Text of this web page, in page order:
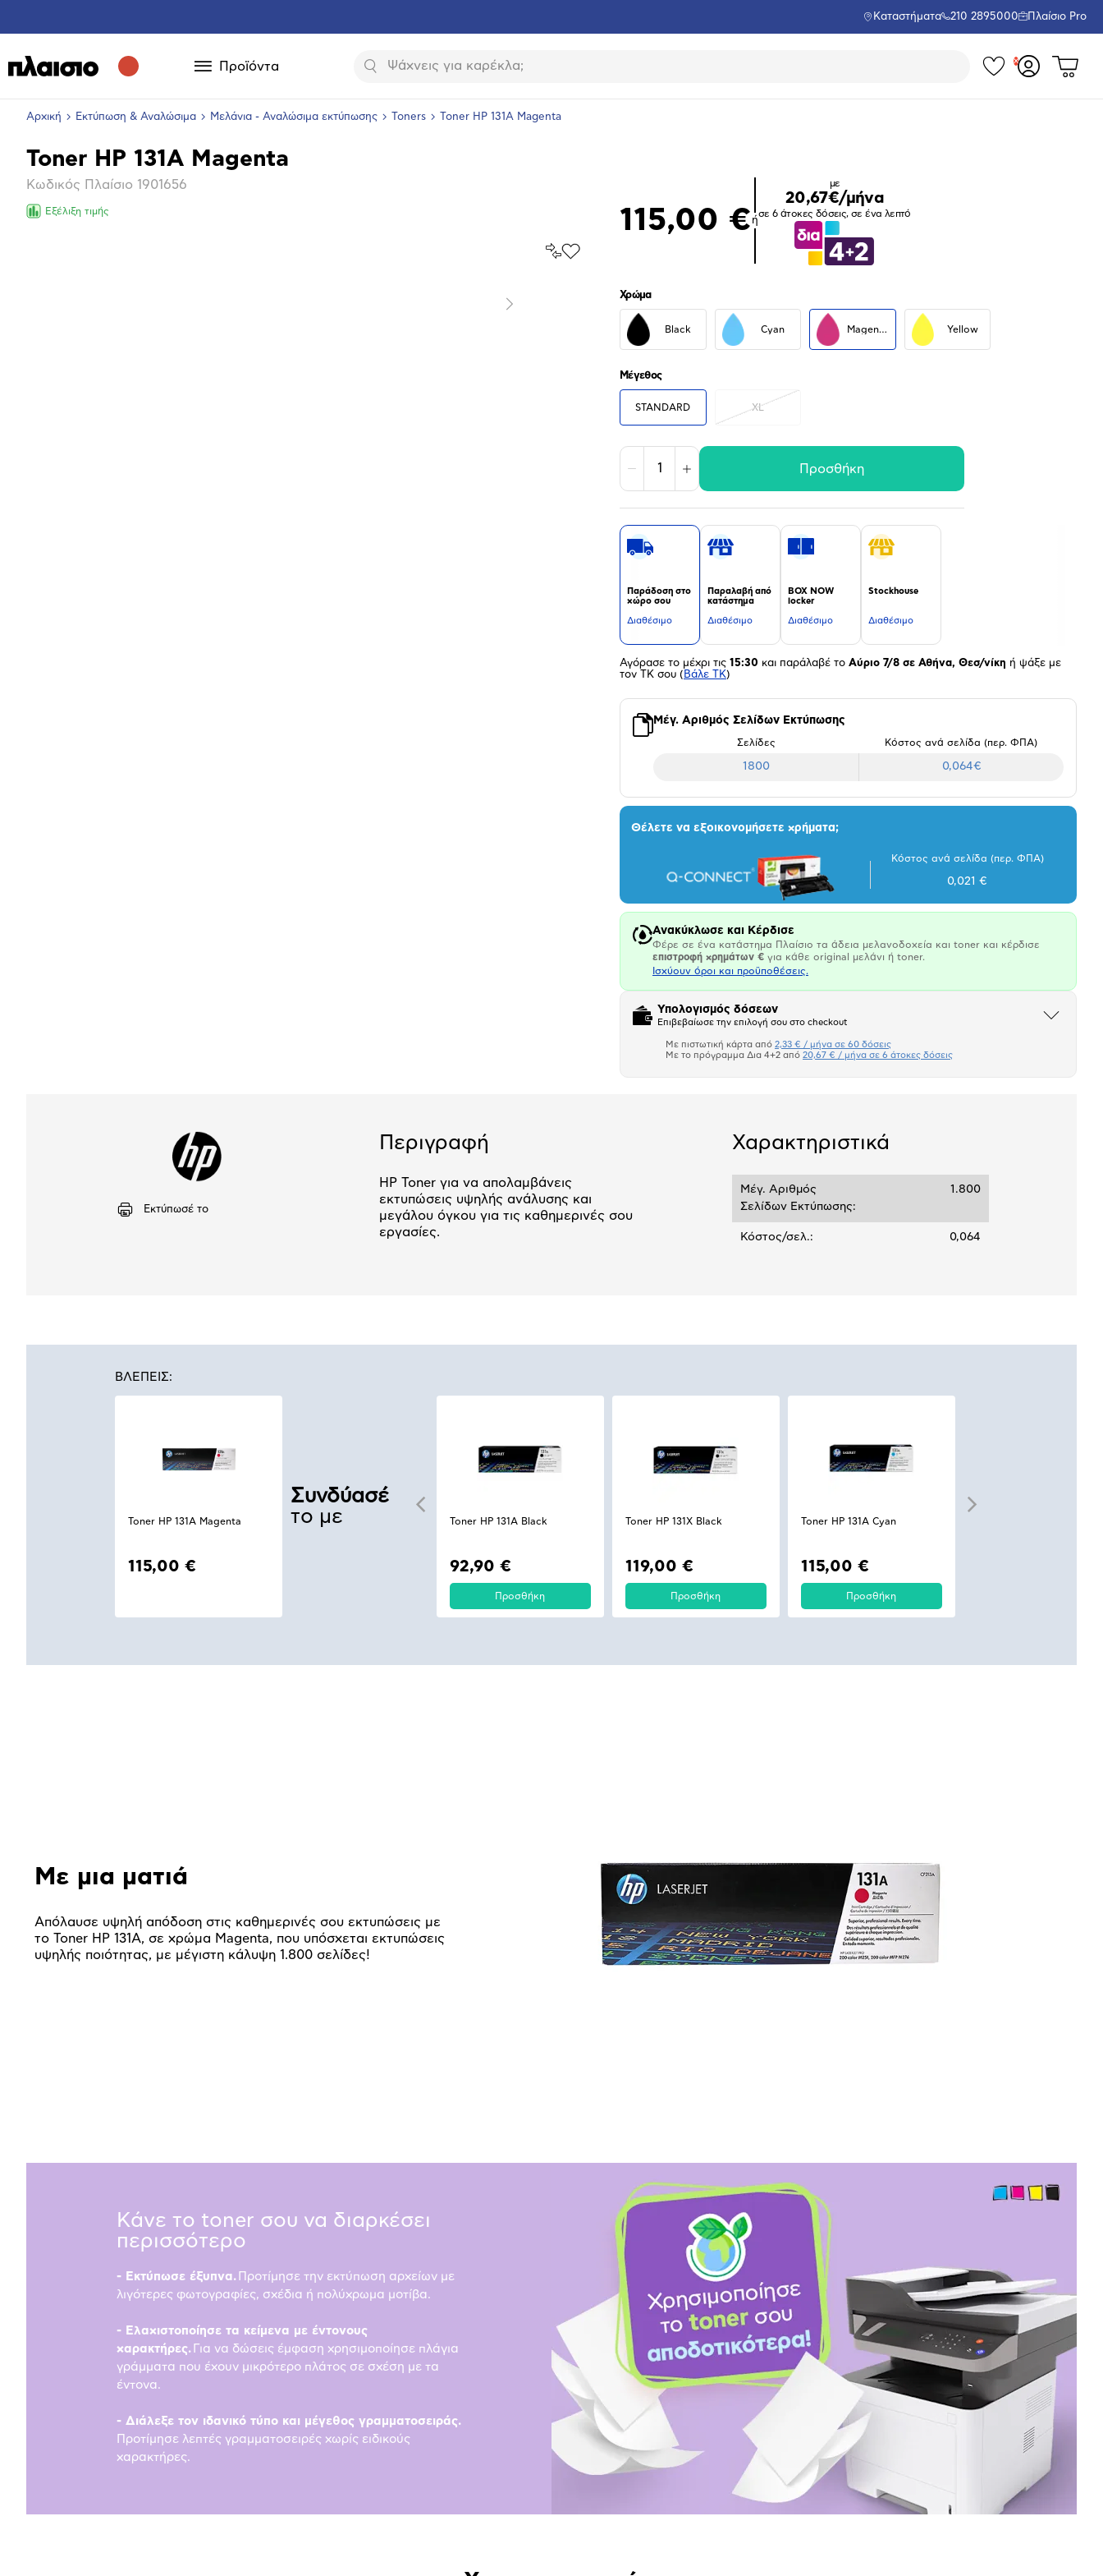
Καταστήματα 210 2895000 Πλαίσιο Pro
Προϊόντα Αναζήτηση
Τα
Δες
Αρχική Εκτύπωση & Αναλώσιμα Μελάνια - Αναλώσιμα εκτύπωσης Toners Toner HP 131A Magenta
Βασικά
χαρακτηριστικά
Toner HP 131A Magenta
Κωδικός Πλαίσιο 1901656
Εξέλιξη τιμής
Σύγκρινέ
Προσθήκη
Επόμενο
115,00 € ή
με
20,67€/μήνα
σε 6 άτοκες δόσεις, σε ένα λεπτό
Χρώμα
Black Cyan Magenta Yellow
Μέγεθος
STANDARD XL
Μείωση Αύξηση Προσθήκη
Παράδοση στο
χώρο σου
Διαθέσιμο
Παραλαβή από
κατάστημα
Διαθέσιμο
BOX NOW
locker
Διαθέσιμο
Stockhouse
Διαθέσιμο
Αγόρασε το μέχρι τις 15:30 και παράλαβέ το Αύριο 7/8 σε Αθήνα, Θεσ/νίκη ή ψάξε με
τον ΤΚ σου ( Βάλε ΤΚ)
Μέγ. Αριθμός Σελίδων Εκτύπωσης
Σελίδες Κόστος ανά σελίδα (περ. ΦΠΑ)
1800 0,064€
Θέλετε να εξοικονομήσετε χρήματα;
Κόστος ανά σελίδα (περ. ΦΠΑ)
0,021 €
Ανακύκλωσε και Κέρδισε
Φέρε σε ένα κατάστημα Πλαίσιο τα άδεια μελανοδοχεία και toner και κέρδισε
επιστροφή χρημάτων € για κάθε original μελάνι ή toner.
Ισχύουν όροι και προϋποθέσεις.
Υπολογισμός δόσεων
Επιβεβαίωσε την επιλογή σου στο checkout
Άνοιξε
Πιστωτική κάρτα
2,33 €
Με πιστωτική κάρτα από 2,33 € / μήνα σε 60 δόσεις
Με το πρόγραμμα Δια 4+2 από 20,67 € / μήνα σε 6 άτοκες δόσεις
Εκτύπωσέ το
Περιγραφή
HP Toner για να απολαμβάνεις
εκτυπώσεις υψηλής ανάλυσης και
μεγάλου όγκου για τις καθημερινές σου
εργασίες.
Χαρακτηριστικά
Μέγ. Αριθμός
Σελίδων Εκτύπωσης:
1.800
Κόστος/σελ.: 0,064
ΒΛΕΠΕΙΣ:
Toner HP 131A Magenta
115,00 €
Συνδύασέ
το με
Toner HP 131A Black
92,90 €
Προσθήκη
Toner HP 131X Black
119,00 €
Προσθήκη
Toner HP 131A Cyan
115,00 €
Προσθήκη
Με μια ματιά
Απόλαυσε υψηλή απόδοση στις καθημερινές σου εκτυπώσεις με
το Toner HP 131A, σε χρώμα Magenta, που υπόσχεται εκτυπώσεις
υψηλής ποιότητας, με μέγιστη κάλυψη 1.800 σελίδες!
Κάνε το toner σου να διαρκέσει
περισσότερο
- Εκτύπωσε έξυπνα. Προτίμησε την εκτύπωση αρχείων με
λιγότερες φωτογραφίες, σχέδια ή πολύχρωμα μοτίβα.
- Ελαχιστοποίησε τα κείμενα με έντονους
χαρακτήρες.
Για να δώσεις έμφαση χρησιμοποίησε πλάγια
γράμματα που έχουν μικρότερο πλάτος σε σχέση με τα
έντονα.
- Διάλεξε τον ιδανικό τύπο και μέγεθος γραμματοσειράς.
Προτίμησε λεπτές γραμματοσειρές χωρίς ειδικούς
χαρακτήρες.